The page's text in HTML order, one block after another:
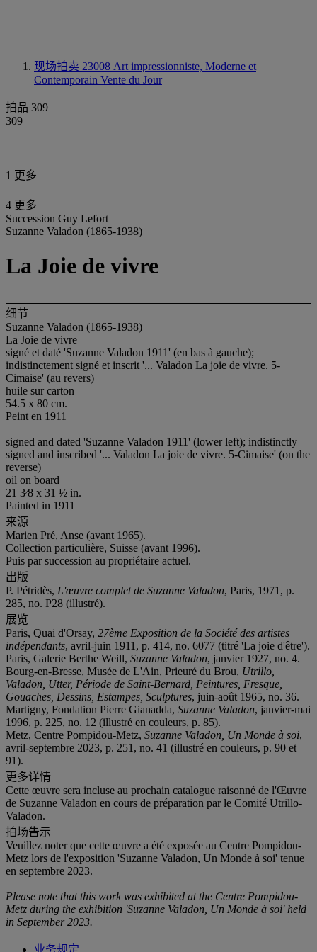
现场拍卖 23008 Art impressionniste, Moderne et
Contemporain Vente du Jour
拍品 309
309
1 更多
4 更多
Succession Guy Lefort
Suzanne Valadon (1865-1938)
La Joie de vivre
细节
Suzanne Valadon (1865-1938)
La Joie de vivre
signé et daté 'Suzanne Valadon 1911' (en bas à gauche);
indistinctement signé et inscrit '... Valadon La joie de vivre. 5-
Cimaise' (au revers)
huile sur carton
54.5 x 80 cm.
Peint en 1911
signed and dated 'Suzanne Valadon 1911' (lower left); indistinctly
signed and inscribed '... Valadon La joie de vivre. 5-Cimaise' (on the
reverse)
oil on board
21 3⁄8 x 31 ½ in.
Painted in 1911
来源
Marien Pré, Anse (avant 1965).
Collection particulière, Suisse (avant 1996).
Puis par succession au propriétaire actuel.
出版
P. Pétridès, L'œuvre complet de Suzanne Valadon, Paris, 1971, p.
285, no. P28 (illustré).
展览
Paris, Quai d'Orsay, 27ème Exposition de la Société des artistes
indépendants, avril-juin 1911, p. 414, no. 6077 (titré 'La joie d'être').
Paris, Galerie Berthe Weill, Suzanne Valadon, janvier 1927, no. 4.
Bourg-en-Bresse, Musée de L'Ain, Prieuré du Brou, Utrillo,
Valadon, Utter, Période de Saint-Bernard, Peintures, Fresque,
Gouaches, Dessins, Estampes, Sculptures, juin-août 1965, no. 36.
Martigny, Fondation Pierre Gianadda, Suzanne Valadon, janvier-mai
1996, p. 225, no. 12 (illustré en couleurs, p. 85).
Metz, Centre Pompidou-Metz, Suzanne Valadon, Un Monde à soi,
avril-septembre 2023, p. 251, no. 41 (illustré en couleurs, p. 90 et
91).
更多详情
Cette œuvre sera incluse au prochain catalogue raisonné de l'Œuvre
de Suzanne Valadon en cours de préparation par le Comité Utrillo-
Valadon.
拍场告示
Veuillez noter que cette œuvre a été exposée au Centre Pompidou-
Metz lors de l'exposition 'Suzanne Valadon, Un Monde à soi' tenue
en septembre 2023.
Please note that this work was exhibited at the Centre Pompidou-
Metz during the exhibition 'Suzanne Valadon, Un Monde à soi' held
in September 2023.
业务规定